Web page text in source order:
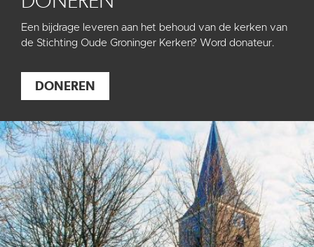
Een bijdrage leveren aan het behoud van de kerken van
de Stichting Oude Groninger Kerken? Word donateur.
DONEREN